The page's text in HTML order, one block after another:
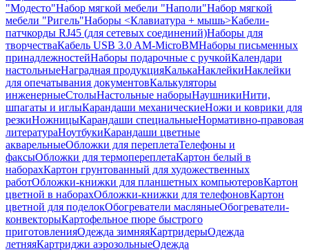
"Модесто"Набор мягкой мебели "Наполи"Набор мягкой
мебели "Ригель"Наборы <Клавиатура + мышь>Кабели-
патчкорды RJ45 (для сетевых соединений)Наборы для
творчестваКабель USB 3.0 AM-MicroBMНаборы письменных
принадлежностейНаборы подарочные с ручкойКалендари
настольныеНаградная продукцияКалькаНаклейкиНаклейки
для опечатывания документовКалькуляторы
инженерныеСтолыНастольные наборыНаушникиНити,
шпагаты и иглыКарандаши механическиеНожи и коврики для
резкиНожницыКарандаши специальныеНормативно-правовая
литератураНоутбукиКарандаши цветные
акварельныеОбложки для переплетаТелефоны и
факсыОбложки для термопереплетаКартон белый в
наборахКартон грунтованный для художественных
работОбложки-книжки для планшетных компьютеровКартон
цветной в наборахОбложки-книжки для телефоновКартон
цветной для поделокОбогреватели масляныеОбогреватели-
конвекторыКартофельное пюре быстрого
приготовленияОдежда зимняяКартридерыОдежда
летняяКартриджи аэрозольныеОдежда